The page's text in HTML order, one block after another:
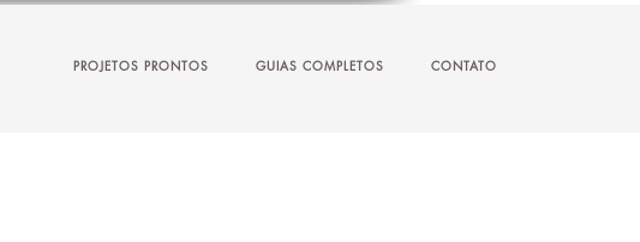
PROJETOS PRONTOS GUIAS COMPLETOS CONTATO